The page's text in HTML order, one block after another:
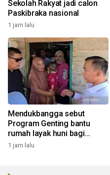
Sekolah Rakyat jadi calon
Paskibraka nasional
1 jam lalu
Mendukbangga sebut
Program Genting bantu
rumah layak huni bagi
keluarga stunting
1 jam lalu